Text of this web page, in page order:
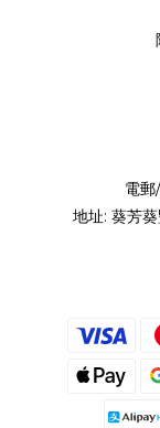
電
地址: 葵芳